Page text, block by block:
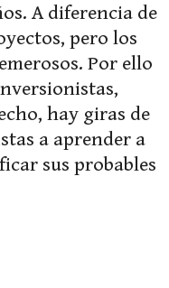
A diferencia de
pero los
Por ello
hay giras de
a aprender a
sus probables